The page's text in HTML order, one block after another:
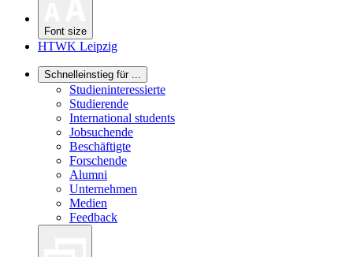
Font size
HTWK Leipzig
Schnelleinstieg für ...
Studieninteressierte
Studierende
International students
Jobsuchende
Beschäftigte
Forschende
Alumni
Unternehmen
Medien
Feedback